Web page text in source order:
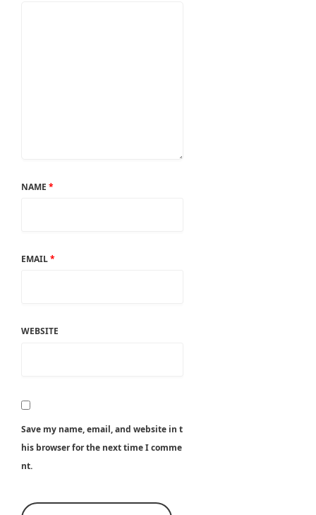
NAME *
EMAIL*
WEBSITE
Save my name, email, and website in t
his browser for the next time I comme
nt.